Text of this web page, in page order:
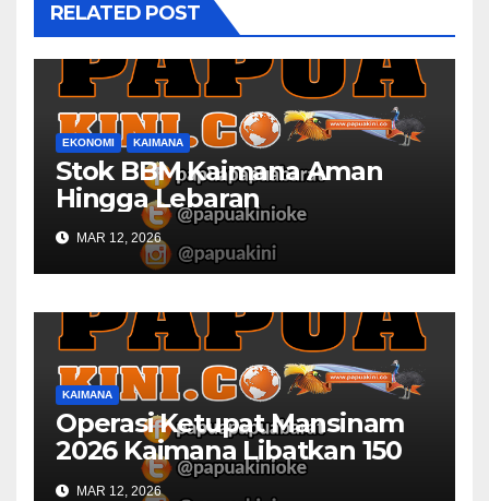
RELATED POST
EKONOMI KAIMANA
Stok BBM Kaimana Aman
Hingga Lebaran
MAR 12, 2026
KAIMANA
Operasi Ketupat Mansinam
2026 Kaimana Libatkan 150
Personil Gabungan
MAR 12, 2026